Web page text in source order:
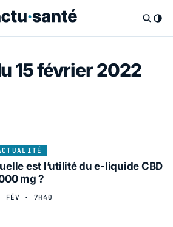
15 février 2022
est l’utilité du e-liquide CBD
mg ?
FÉV · 7H40